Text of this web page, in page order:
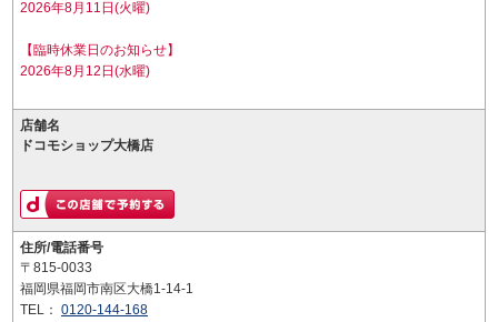
2026年8月11日(火曜)
【臨時休業日のお知らせ】
2026年8月12日(水曜)
店舗名
ドコモショップ大橋店
住所/電話番号
〒815-0033
福岡県福岡市南区大橋1-14-1
TEL： 0120-144-168